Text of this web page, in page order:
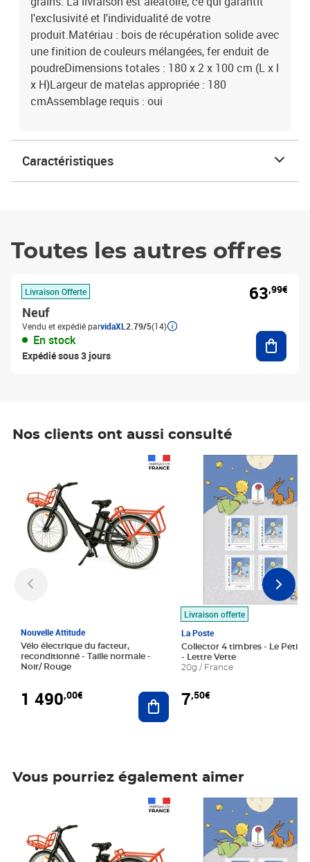
l'exclusivité et l'individualité de votre
produit.Matériau : bois de récupération solide avec
une finition de couleurs mélangées, fer enduit de
poudreDimensions totales : 180 x 2 x 100 cm (L x l
x H)Largeur de matelas appropriée : 180
cmAssemblage requis : oui
Caractéristiques
Toutes les autres offres
Livraison Offerte
Neuf
Vendu et expédié parvidaXL 2.79/5(14)
En stock
Expédié sous 3 jours
63,99€
Nos clients ont aussi consulté
Nouvelle Attitude
Vélo électrique du facteur,
reconditionné - Taille normale -
Noir/ Rouge
1 490,00€ Ajouter au panier
Livraison offerte
La Poste
Collector 4 timbres - Le Petit
- Lettre Verte
20g / France
7,50€
Prix 7,50€
Vous pourriez également aimer
Prix 7,50€